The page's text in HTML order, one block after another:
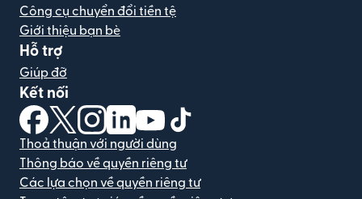
Công cụ chuyển đổi tiền tệ
Giới thiệu bạn bè
Hỗ trợ
Giúp đỡ
Kết nối
(mở trong cửa sổ mới)
(mở trong cửa sổ mới)
(mở trong cửa sổ mới)
(mở trong cửa sổ mới)
(mở trong cửa sổ mới)
Thoả thuận với người dùng
Thông báo về quyền riêng tư
Các lựa chọn về quyền riêng tư